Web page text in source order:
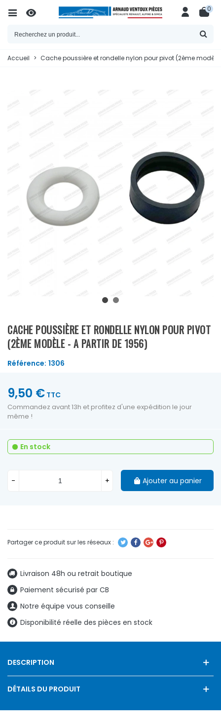
0
Accueil > Cache poussière et rondelle nylon pour pivot (2ème modèle
CACHE POUSSIÈRE ET RONDELLE NYLON POUR PIVOT
(2ÈME MODÈLE - A PARTIR DE 1956)
Référence: 1306
Livraison 48h ou retrait boutique
Paiement sécurisé par CB
Notre équipe vous conseille
Disponibilité réelle des pièces en stock
9,50 € TTC
Commandez avant 13h et profitez d'une expédition le jour
même !
En stock
- + Ajouter au panier
DESCRIPTION
DÉTAILS DU PRODUIT